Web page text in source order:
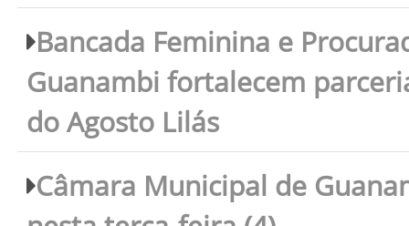
Bancada Feminina e
Guanambi fortalecem
do Agosto Lilás
Câmara Municipal de